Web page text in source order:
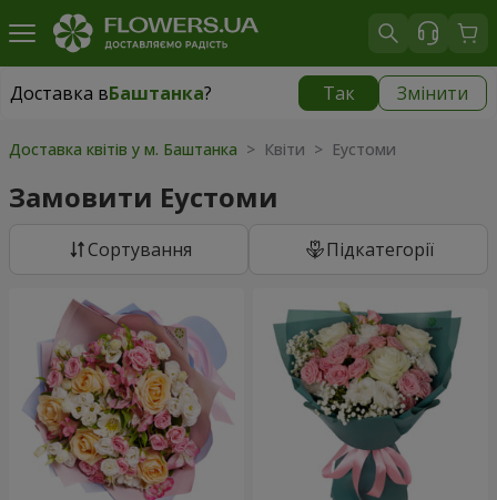
Доставка вБаштанка? Так Змінити
Доставка вБаштанка|
Доставка квітів у м. Баштанка > Квіти > Еустоми
Замовити Еустоми
Сортування Підкатегорії